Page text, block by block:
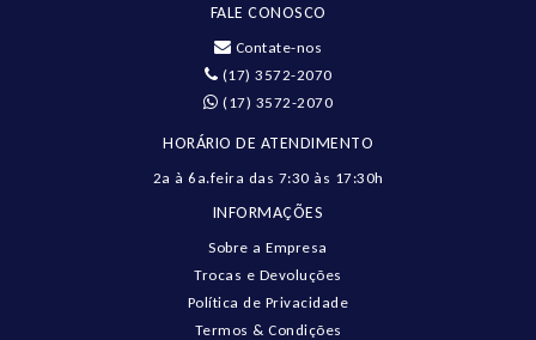
FALE CONOSCO
Contate-nos
(17) 3572-2070
(17) 3572-2070
HORÁRIO DE ATENDIMENTO
2a à 6a.feira das 7:30 às 17:30h
INFORMAÇÕES
Sobre a Empresa
Trocas e Devoluções
Política de Privacidade
Termos & Condições